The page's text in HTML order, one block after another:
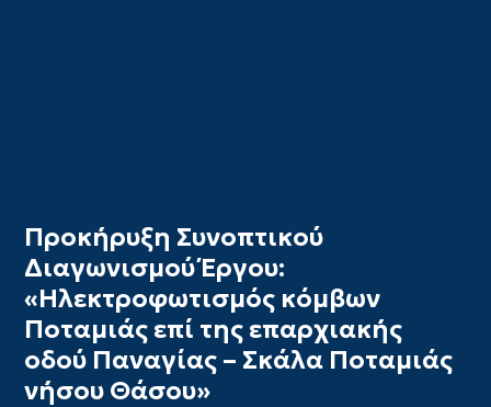
Προκήρυξη Συνοπτικού
Διαγωνισμού Έργου:
«Ηλεκτροφωτισμός κόμβων
Ποταμιάς επί της επαρχιακής
οδού Παναγίας – Σκάλα Ποταμιάς
νήσου Θάσου»